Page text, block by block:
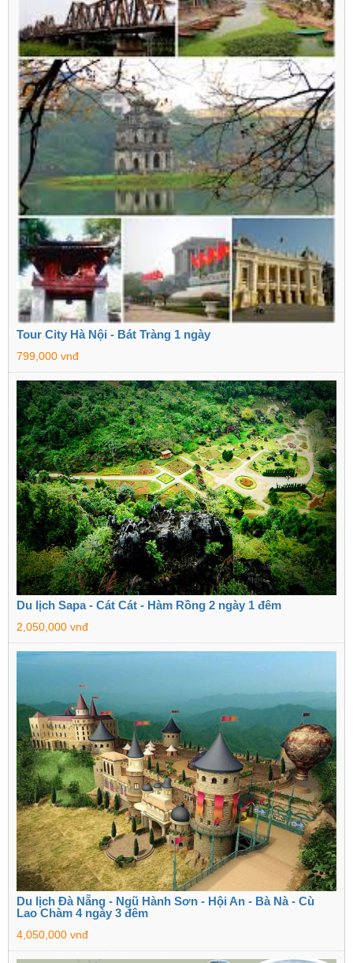
Tour City Hà Nội - Bát Tràng 1 ngày
799,000 vnđ
Du lịch Sapa - Cát Cát - Hàm Rồng 2 ngày 1 đêm
2,050,000 vnđ
Du lịch Đà Nẵng - Ngũ Hành Sơn - Hội An - Bà Nà - Cù
Lao Chàm 4 ngày 3 đêm
4,050,000 vnđ